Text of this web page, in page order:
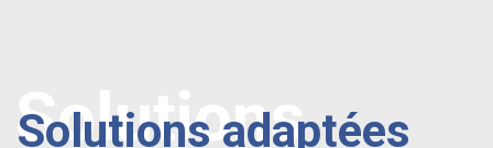
Solutions adaptées
Solutions